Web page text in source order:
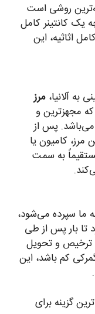
روشی است
یک کانتینر کامل
اثاثیه، این
به آلانیا، مرز
مجهزترین و
می‌باشد. پس از
مرز، کامیون یا
به سمت
ما سپرده می‌شود،
تا بار پس از طی
ترخیص و تحویل
کم باشد، این
گزینه برای